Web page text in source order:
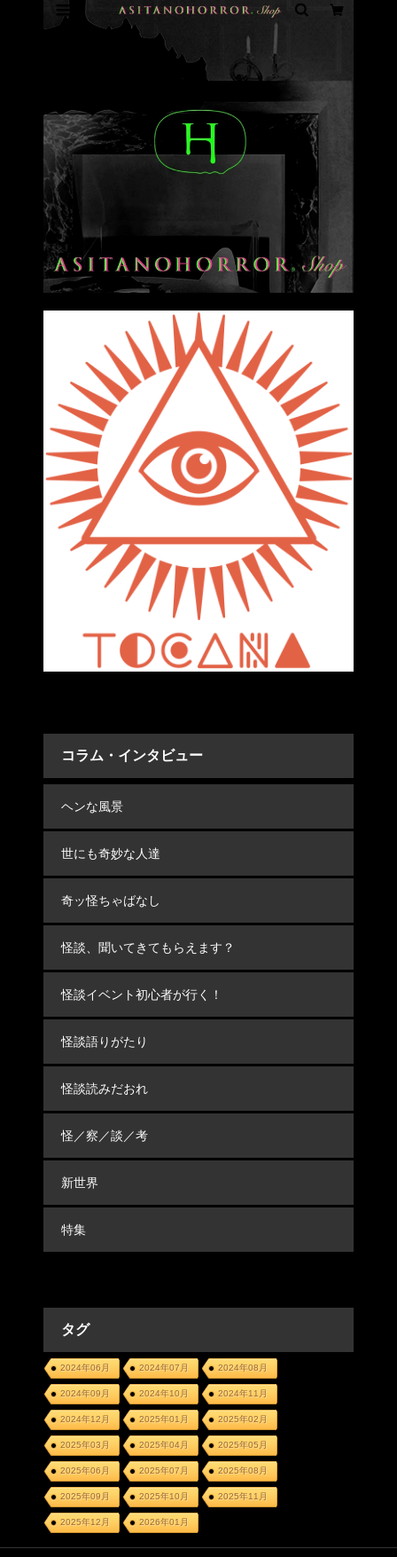
コラム・インタビュー
ヘンな風景
世にも奇妙な人達
奇ッ怪ちゃばなし
怪談、聞いてきてもらえます？
怪談イベント初心者が行く！
怪談語りがたり
怪談読みだおれ
怪／察／談／考
新世界
特集
タグ
2024年06月 2024年07月 2024年08月
2024年09月 2024年10月 2024年11月
2024年12月 2025年01月 2025年02月
2025年03月 2025年04月 2025年05月
2025年06月 2025年07月 2025年08月
2025年09月 2025年10月 2025年11月
2025年12月 2026年01月